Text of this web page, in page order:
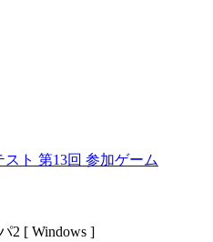
ト 第13回 参加ゲーム
2 [ Windows ]